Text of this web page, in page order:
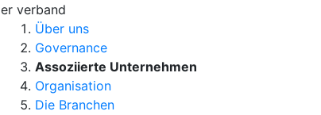
verband
Über uns
Governance
Assoziierte Unternehmen
Organisation
Die Branchen